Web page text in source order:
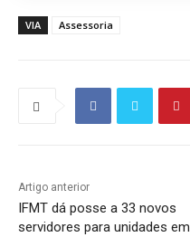
VIA Assessoria
Artigo anterior
IFMT dá posse a 33 novos
servidores para unidades em